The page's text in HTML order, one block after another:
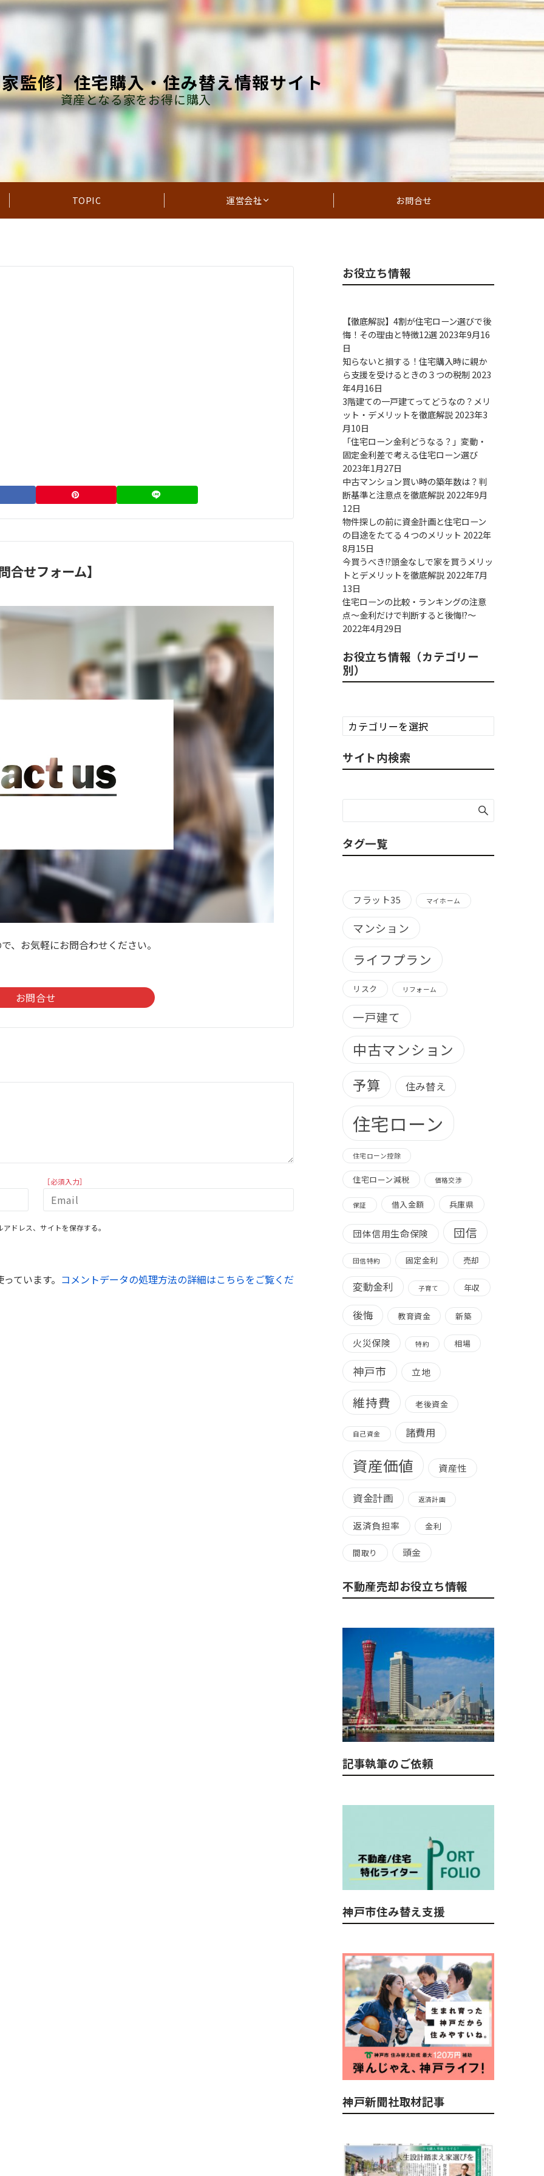
監修】住宅購入・住み替え情報サイト
資産となる家をお得に購入
TOPIC 運営会社 お問合せ
合せフォーム】
、お気軽にお問合わせください。
お問合せ
［必須入力］
ドレス、サイトを保存する。
ています。 コメントデータの処理方法の詳細はこちらをご覧くだ
お役立ち情報
【徹底解説】4割が住宅ローン選びで後
悔！その理由と特徴12選 2023年9月16
日
知らないと損する！住宅購入時に親か
ら支援を受けるときの３つの税制 2023
年4月16日
3階建ての一戸建てってどうなの？メリ
ット・デメリットを徹底解説 2023年3
月10日
「住宅ローン金利どうなる？」変動・
固定金利差で考える住宅ローン選び
2023年1月27日
中古マンション買い時の築年数は？判
断基準と注意点を徹底解説 2022年9月
12日
物件探しの前に資金計画と住宅ローン
の目途をたてる４つのメリット 2022年
8月15日
今買うべき!?頭金なしで家を買うメリッ
トとデメリットを徹底解説 2022年7月
13日
住宅ローンの比較・ランキングの注意
点～金利だけで判断すると後悔!?～
2022年4月29日
お役立ち情報（カテゴリー
別）
お
役
ち
情
（カ
ゴ
リ
ー
サイト内検索
タグ一覧
フラット35 マイホーム
マンション
ライフプラン
リスク リフォーム
一戸建て
中古マンション
予算 住み替え
住宅ローン
住宅ローン控除
住宅ローン減税 価格交渉
保証 借入金額 兵庫県
団体信用生命保険 団信
団信特約 固定金利 売却
変動金利 子育て 年収
後悔 教育資金 新築
火災保険 特約 相場
神戸市 立地
維持費 老後資金
自己資金 諸費用
資産価値 資産性
資金計画 返済計画
返済負担率 金利
間取り 頭金
不動産売却お役立ち情報
記事執筆のご依頼
神戸市住み替え支援
神戸新聞社取材記事